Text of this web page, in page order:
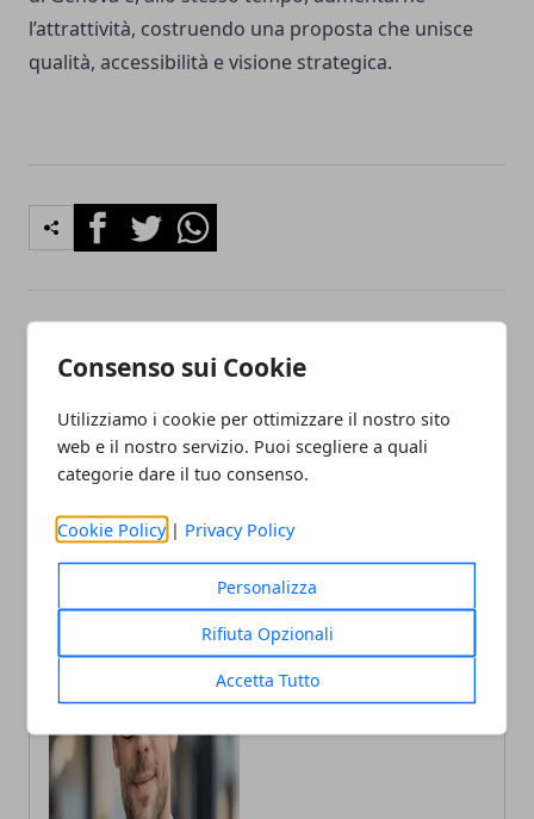
Consenso sui Cookie
Utilizziamo i cookie per ottimizzare il nostro sito
web e il nostro servizio. Puoi scegliere a quali
categorie dare il tuo consenso.
Cookie Policy | Privacy Policy
Personalizza
Rifiuta Opzionali
Accetta Tutto
l’attrattività, costruendo una proposta che unisce
qualità, accessibilità e visione strategica.
FacebookTwitterWhatsapp
Consiglio regionale ligure,
sanità, trasporti e imprese
aumento delle presenze